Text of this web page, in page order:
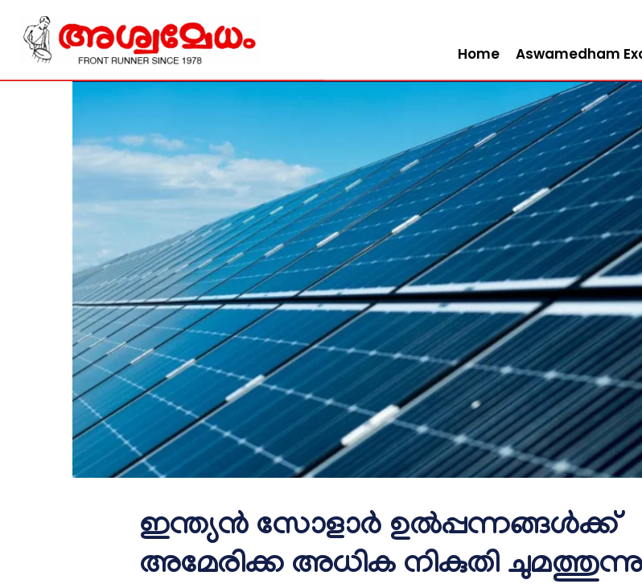
Home Aswamedham
ഇന്ത്യൻ സോളാർ ഉൽപ്പന്നങ്ങൾക്ക്
അമേരിക്ക അധിക നികുതി